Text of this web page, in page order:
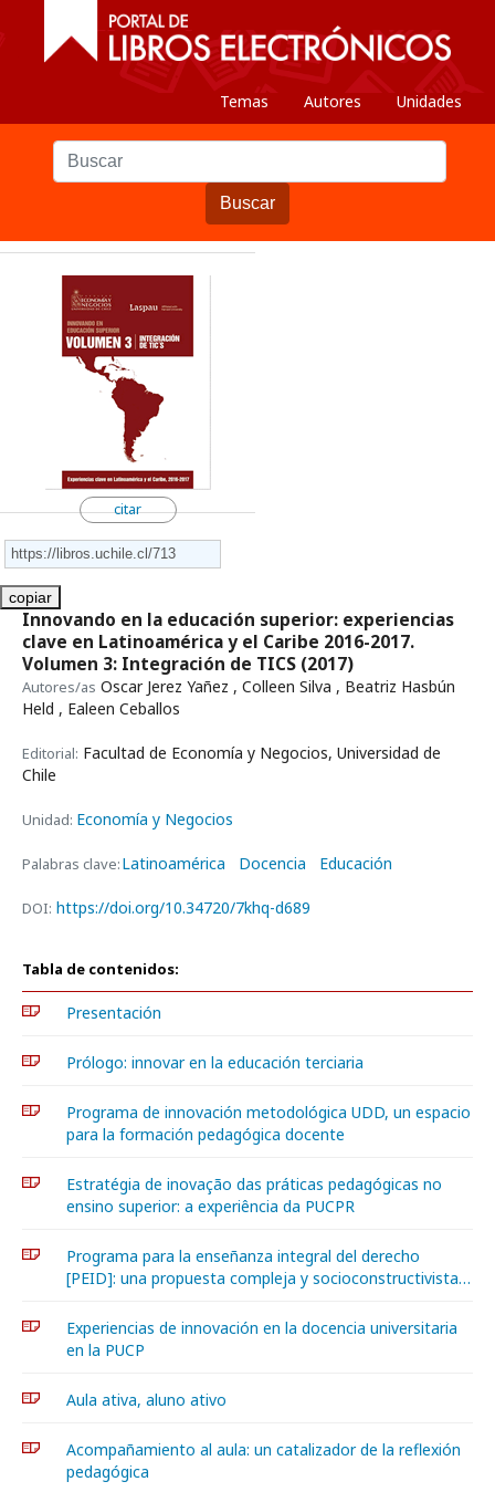
Temas Autores Unidades
Buscar
citar
copiar
Innovando en la educación superior: experiencias
clave en Latinoamérica y el Caribe 2016-2017.
Volumen 3: Integración de TICS (2017)
Autores/as Oscar Jerez Yañez , Colleen Silva , Beatriz Hasbún
Held , Ealeen Ceballos
Editorial: Facultad de Economía y Negocios, Universidad de
Chile
Unidad: Economía y Negocios
Palabras clave:Latinoamérica Docencia Educación
DOI: https://doi.org/10.34720/7khq-d689
Tabla de contenidos:
Presentación
Prólogo: innovar en la educación terciaria
Programa de innovación metodológica UDD, un espacio
para la formación pedagógica docente
Estratégia de inovação das práticas pedagógicas no
ensino superior: a experiência da PUCPR
Programa para la enseñanza integral del derecho
[PEID]: una propuesta compleja y socioconstructivista…
Experiencias de innovación en la docencia universitaria
en la PUCP
Aula ativa, aluno ativo
Acompañamiento al aula: un catalizador de la reflexión
pedagógica